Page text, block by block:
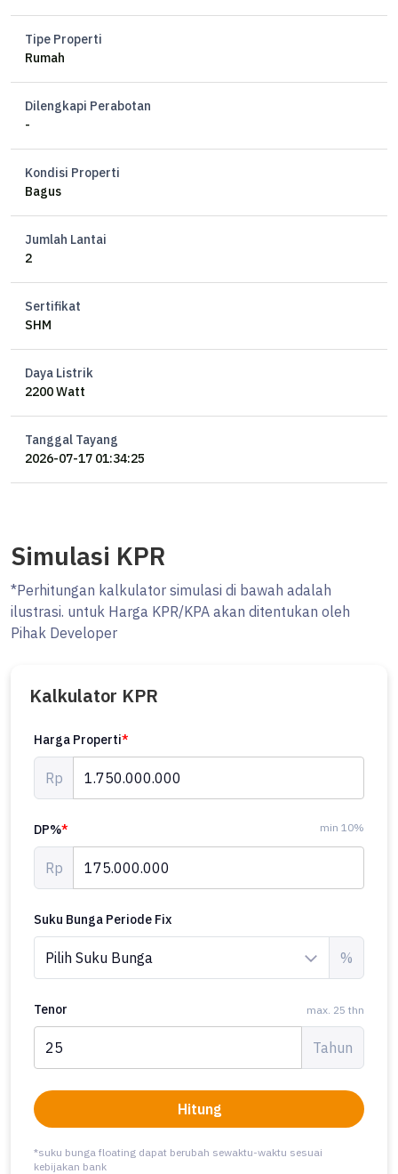
Kamar mandi pembantu 1
Listrik 2200 watt
Op 1,75M nepis
Susanti_ProPedia
wa.me/+62812xxxxxxxx
Tipe Properti
Rumah
Dilengkapi Perabotan
-
Kondisi Properti
Bagus
Jumlah Lantai
2
Sertifikat
SHM
Daya Listrik
2200 Watt
Tanggal Tayang
2026-07-17 01:34:25
Simulasi KPR
*Perhitungan kalkulator simulasi di bawah adalah
ilustrasi. untuk Harga KPR/KPA akan ditentukan oleh
Pihak Developer
Kalkulator KPR
Harga Properti*
Rp
DP%* min 10%
Rp
Suku Bunga Periode Fix
%
Tenor max. 25 thn
Tahun
Hitung
*suku bunga floating dapat berubah sewaktu-waktu sesuai
kebijakan bank